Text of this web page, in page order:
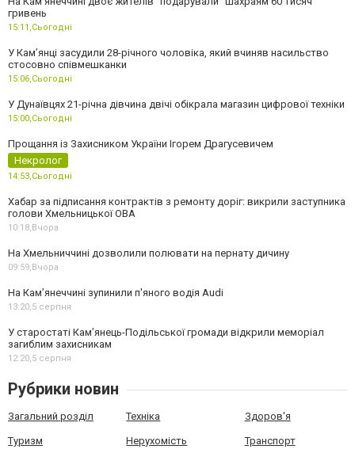
гривень
15:11,Сьогодні
У Камʼянці засудили 28-річного чоловіка, який вчиняв насильство
стосовно співмешканки
15:06,Сьогодні
У Дунаївцях 21-річна дівчина двічі обікрала магазин цифрової техніки
15:00,Сьогодні
Прощання із Захисником України Ігорем Драгусевичем
Некролог
14:53,Сьогодні
Хабар за підписання контрактів з ремонту доріг: викрили заступника
голови Хмельницької ОВА
10:18,Вчора
На Хмельниччині дозволили полювати на пернату дичину
09:59,Вчора
На Камʼянеччині зупинили п'яного водія Audi
13:20,5 серпня
У старостаті Кам’янець-Подільської громади відкрили меморіал
загиблим захисникам
12:20,5 серпня
Рубрики новин
Загальний розділ Техніка Здоров'я
Туризм Нерухомість Транспорт